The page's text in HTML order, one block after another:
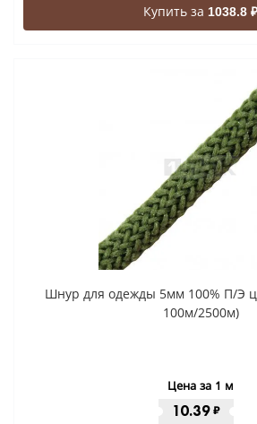
Купить за 1038.8 ₽
Шнур для одежды 5мм 100% П/Э
100м/2500м)
Цена за 1 м
10.39₽